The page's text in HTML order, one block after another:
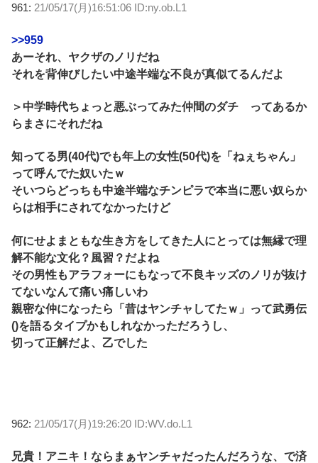
961: 21/05/17(月)16:51:06 ID:ny.ob.L1
>>959
あーそれ、ヤクザのノリだね
それを背伸びしたい中途半端な不良が真似てるんだよ
＞中学時代ちょっと悪ぶってみた仲間のダチ ってあるか
らまさにそれだね
知ってる男(40代)でも年上の女性(50代)を「ねぇちゃん」
って呼んでた奴いたｗ
そいつらどっちも中途半端なチンピラで本当に悪い奴らか
らは相手にされてなかったけど
何にせよまともな生き方をしてきた人にとっては無縁で理
解不能な文化？風習？だよね
その男性もアラフォーにもなって不良キッズのノリが抜け
てないなんて痛い痛しいわ
親密な仲になったら「昔はヤンチャしてたｗ」って武勇伝
()を語るタイプかもしれなかっただろうし、
切って正解だよ、乙でした
962: 21/05/17(月)19:26:20 ID:WV.do.L1
兄貴！アニキ！ならまぁヤンチャだったんだろうな、で済